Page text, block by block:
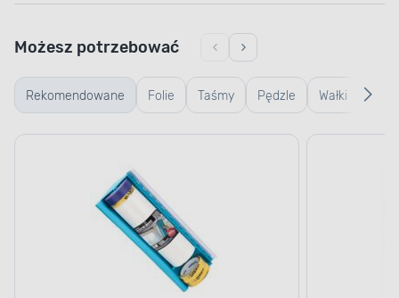
Rekomendowane Folie Taśmy Pędzle Wałki
Możesz potrzebować